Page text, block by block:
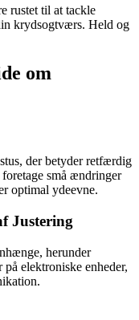
rustet til at tackle
krydsogtværs. Held og
om
der betyder retfærdig
små ændringer
optimal ydeevne.
Justering
herunder
elektroniske enheder,